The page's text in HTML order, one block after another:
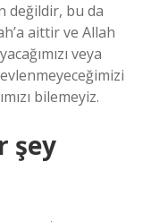
değildir, bu da
aittir ve Allah
veya
evlenmeyeceğimizi
bilemeyiz.
şey